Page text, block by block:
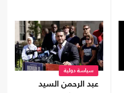
سياسة دولية
عبد الرحمن السيد